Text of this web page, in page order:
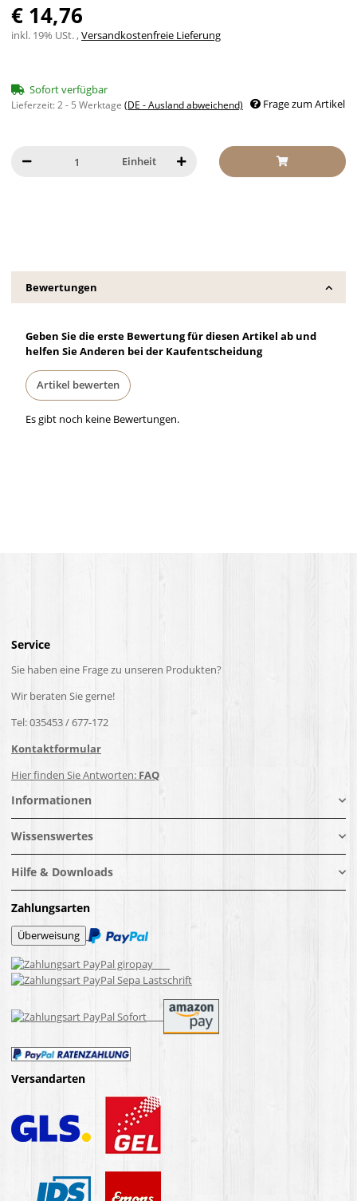
€ 14,76
inkl. 19% USt. ,Versandkostenfreie Lieferung
Sofort verfügbar
Lieferzeit:2 - 5 Werktage (DE - Ausland abweichend) Frage zum Artikel
Einheit
Bewertungen
Geben Sie die erste Bewertung für diesen Artikel ab und
helfen Sie Anderen bei der Kaufentscheidung
Artikel bewerten
Es gibt noch keine Bewertungen.
Service
Sie haben eine Frage zu unseren Produkten?
Wir beraten Sie gerne!
Tel: 035453 / 677-172
Kontaktformular
Hier finden Sie Antworten: FAQ
Informationen
Wissenswertes
Hilfe & Downloads
Zahlungsarten
Versandarten